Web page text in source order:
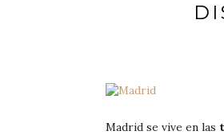
Madrid se vive en las